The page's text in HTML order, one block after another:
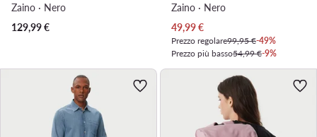
Zaino · Nero
129,99€
Zaino · Nero
Prezzo attuale
49,99€
Prezzo regolare99,95 €-49%
Prezzo più basso54,99 €-9%